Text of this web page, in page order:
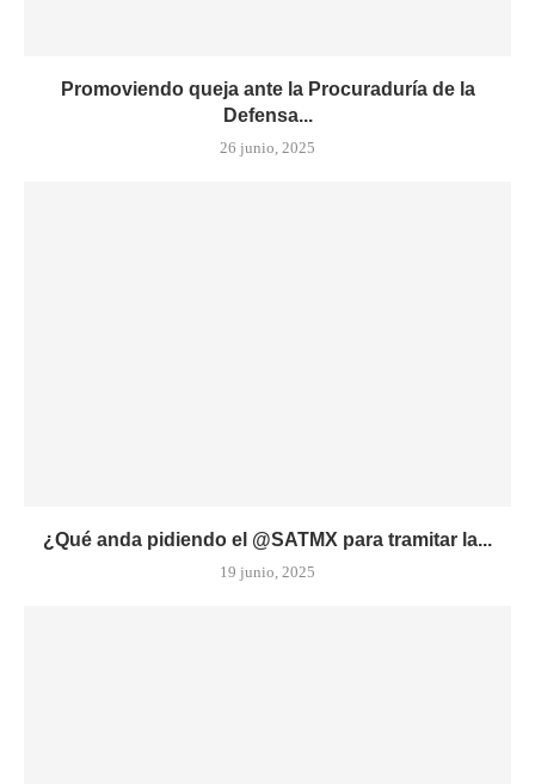
Promoviendo queja ante la Procuraduría de la
Defensa...
26 junio, 2025
¿Qué anda pidiendo el @SATMX para tramitar la...
19 junio, 2025